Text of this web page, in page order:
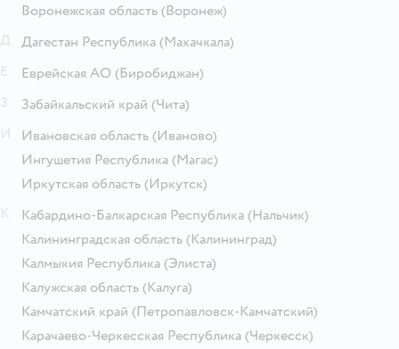
Воронежская область (Воронеж)
Дагестан Республика (Махачкала)
Еврейская АО (Биробиджан)
Забайкальский край (Чита)
Ивановская область (Иваново)
Ингушетия Республика (Магас)
Иркутская область (Иркутск)
Кабардино-Балкарская Республика (Нальчик)
Калининградская область (Калининград)
Калмыкия Республика (Элиста)
Калужская область (Калуга)
Камчатский край (Петропавловск-Камчатский)
Карачаево-Черкесская Республика (Черкесск)